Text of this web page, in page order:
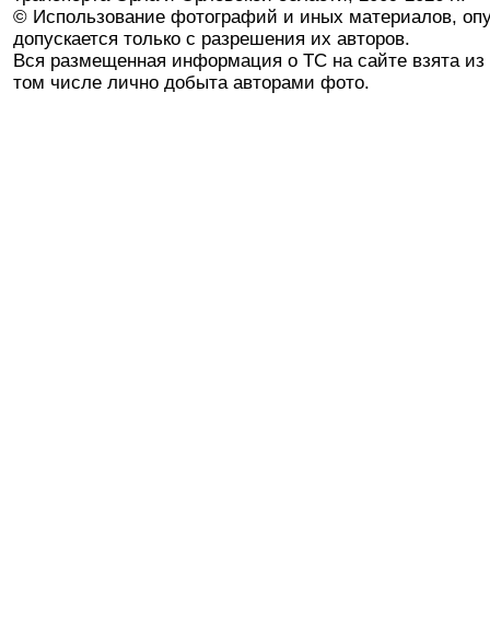
© Использование фотографий и иных материалов,
допускается только с разрешения их авторов.
Вся размещенная информация о ТС на сайте взята из
том числе лично добыта авторами фото.